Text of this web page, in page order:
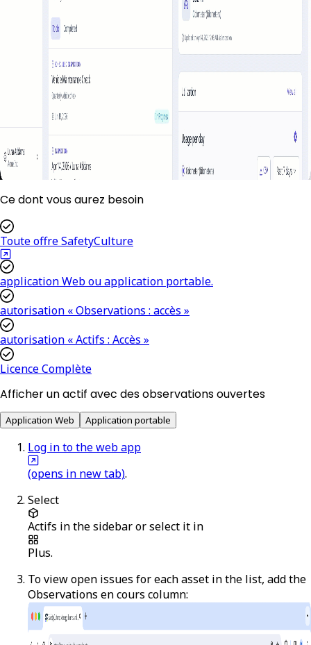
Ce dont vous aurez besoin
Toute offre SafetyCulture
application Web ou application portable.
autorisation « Observations : accès »
autorisation « Actifs : Accès »
Licence Complète
Afficher un actif avec des observations ouvertes
Application Web Application portable
Log in to the web app
(opens in new tab).
Select
Actifs in the sidebar or select it in
Plus.
To view open issues for each asset in the list, add the
Observations en cours column: